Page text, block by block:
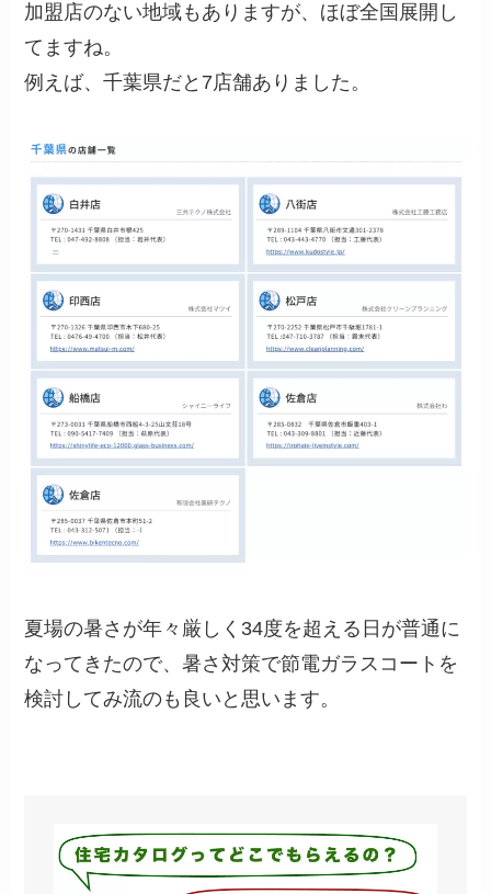
加盟店のない地域もありますが、ほぼ全国展開し
てますね。
例えば、千葉県だと7店舗ありました。
夏場の暑さが年々厳しく34度を超える日が普通に
なってきたので、暑さ対策で節電ガラスコートを
検討してみ流のも良いと思います。